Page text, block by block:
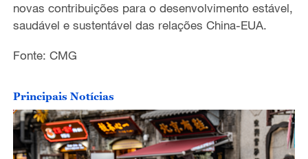
novas contribuições para o desenvolvimento estável,
saudável e sustentável das relações China-EUA.
Fonte: CMG
Principais Notícias